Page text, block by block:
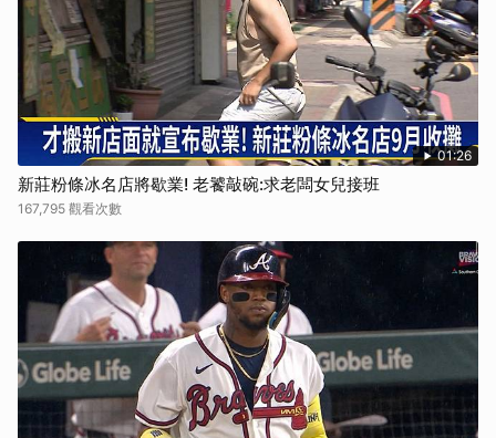
01:26
新莊粉條冰名店將歇業! 老饕敲碗:求老闆女兒接班
167,795 觀看次數